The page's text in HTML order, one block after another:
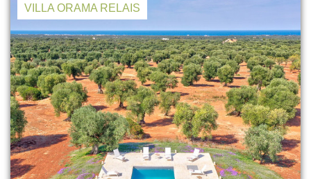
VILLA ORAMA RELAIS